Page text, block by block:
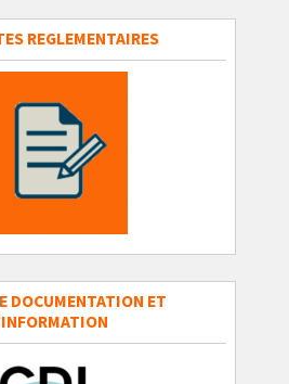
REGLEMENTAIRES
DOCUMENTATION ET